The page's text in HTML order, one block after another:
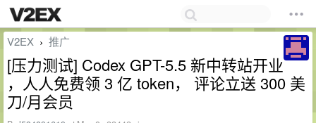
V2EX › 推广
[压力测试] Codex GPT-5.5 新中转站开业
，人人免费领 3 亿 token， 评论立送 300 美
刀/月会员